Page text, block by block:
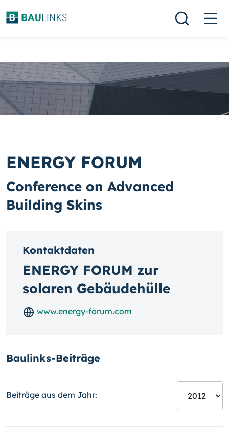
ENERGY FORUM
Conference on Advanced
Building Skins
Kontaktdaten
ENERGY FORUM zur
solaren Gebäudehülle
www.energy-forum.com
Baulinks-Beiträge
Beiträge aus dem Jahr: